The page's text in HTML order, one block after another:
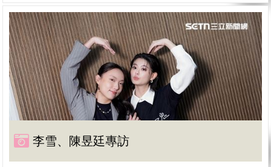
李雪、陳昱廷專訪